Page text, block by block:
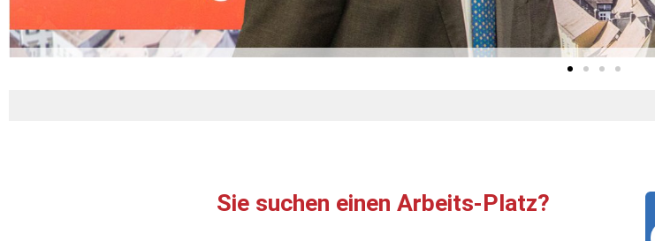
Sie suchen einen Arbeits-Platz?